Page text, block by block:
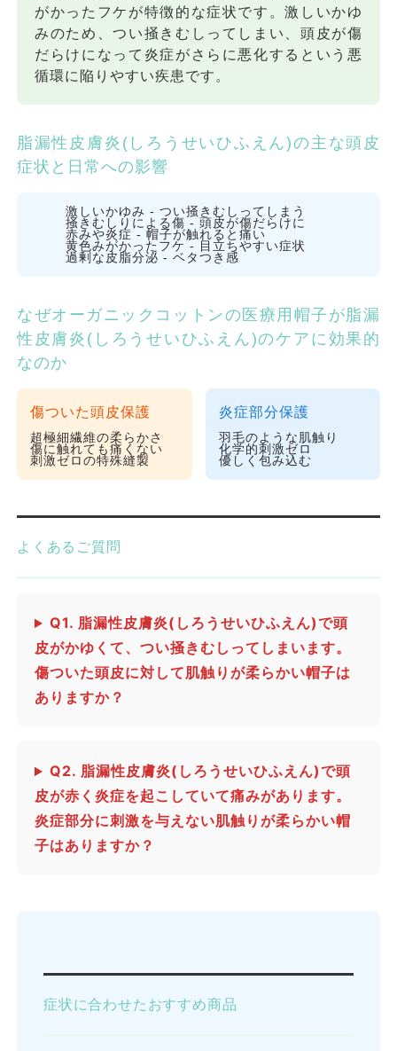
がかったフケが特徴的な症状です。激しいかゆ
みのため、つい掻きむしってしまい、頭皮が傷
だらけになって炎症がさらに悪化する という悪
循環に陥りやすい疾患です。
脂漏性皮膚炎(しろうせいひふえん)の主な頭皮
症状と日常への影響
激しいかゆみ - つい掻きむしってしまう
掻きむしりによる傷 - 頭皮が傷だらけに
赤みや炎症 - 帽子が触れると痛い
黄色みがかったフケ - 目立ちやすい症状
過剰な皮脂分泌 - ベタつき感
なぜオーガニックコットンの医療用帽子が脂漏
性皮膚炎(しろうせいひふえん)のケアに効果的
なのか
傷ついた頭皮保護
超極細繊維の柔らかさ
傷に触れても痛くない
刺激ゼロの特殊縫製
炎症部分保護
羽毛のような肌触り
化学的刺激ゼロ
優しく包み込む
よくあるご質問
Q1. 脂漏性皮膚炎(しろうせいひふえん)で頭
皮がかゆくて、つい掻きむしってしまいます。
傷ついた頭皮に対して肌触りが柔らかい帽子は
ありますか？
Q2. 脂漏性皮膚炎(しろうせいひふえん)で頭
皮が赤く炎症を起こしていて痛みがあります。
炎症部分に刺激を与えない肌触りが柔らかい帽
子はありますか？
症状に合わせたおすすめ商品